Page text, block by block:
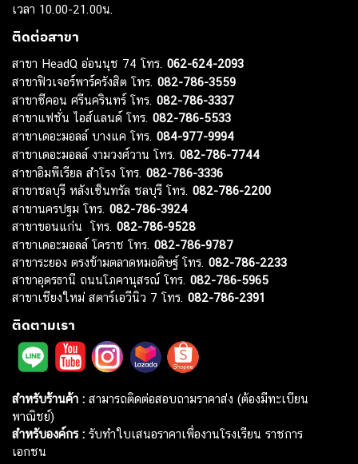
เวลา 10.00-21.00น.
ติดต่อสาขา
สาขา HeadQ อ่อนนุช 74 โทร. 062-624-2093
สาขาฟิวเจอร์พาร์ครังสิต โทร. 082-786-3559
สาขาซีคอน ศรีนครินทร์ โทร. 082-786-3337
สาขาแฟชั่น ไอส์แลนด์ โทร. 082-786-5533
สาขาเดอะมอลล์ บางแค โทร. 084-977-9994
สาขาเดอะมอลล์ งามวงศ์วาน โทร. 082-786-7744
สาขาอิมพีเรียล สำโรง โทร. 082-786-3336
สาขาชลบุรี หลังเซ็นทรัล ชลบุรี โทร. 082-786-2200
สาขานครปฐม โทร. 082-786-3924
สาขาขอนแก่น โทร. 082-786-9528
สาขาเดอะมอลล์ โคราช โทร. 082-786-9787
สาขาระยอง ตรงข้ามตลาดหมอดิษฐ์ โทร. 082-786-2233
สาขาอุดรธานี ถนนโภคานุสรณ์ โทร. 082-786-5965
สาขาเชียงใหม่ สตาร์เอวีนิว 7 โทร. 082-786-2391
ติดตามเรา
สำหรับร้านค้า : สามารถติดต่อสอบถามราคาส่ง (ต้องมีทะเบียน
พาณิชย์)
สำหรับองค์กร : รับทำใบเสนอราคาเพื่องานโรงเรียน ราชการ
เอกชน